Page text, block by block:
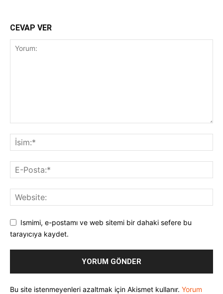
CEVAP VER
Ismimi, e-postamı ve web sitemi bir dahaki sefere bu
tarayıcıya kaydet.
Bu site istenmeyenleri azaltmak için Akismet kullanır. Yorum